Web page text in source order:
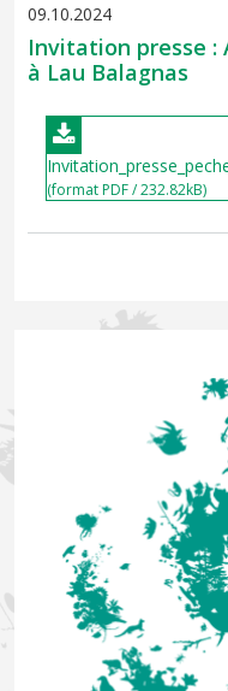
09.10.2024
Invitation presse :
à Lau Balagnas
(format PDF / 232.82kB)